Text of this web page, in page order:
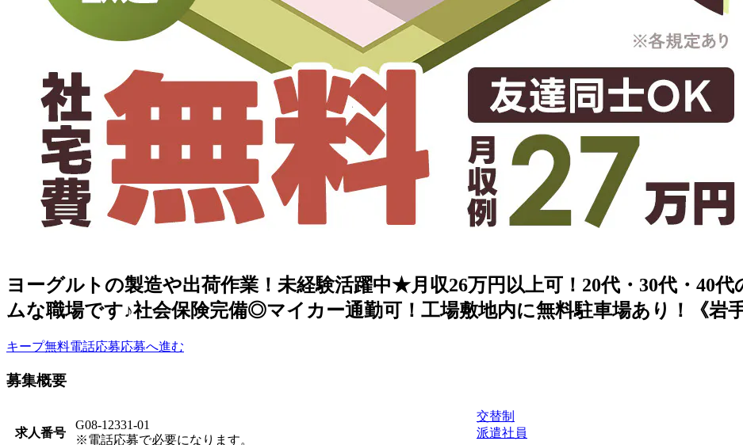
ヨーグルトの製造や出荷作業！未経験活躍中★月収26万円以上可！20代・30代・40
ムな職場です♪社会保険完備◎マイカー通勤可！工場敷地内に無料駐車場あり！《岩
キープ無料電話応募応募へ進む
募集概要
求人番号
G08-12331-01
※電話応募で必要になります。
交替制
派遣社員